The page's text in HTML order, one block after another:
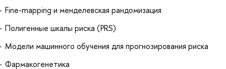
Fine-mapping и менделевская рандомизация
Полигенные шкалы риска (PRS)
Модели машинного обучения для прогнозирования риска
Фармакогенетика